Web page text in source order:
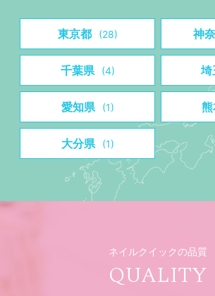
東京都 (28) 神
千葉県 (4) 埼
愛知県 (1)
大分県 (1)
ネイルクイックの品質
QUALITY